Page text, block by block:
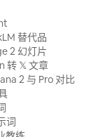
替代品
2 幻灯片
转 𝕏 文章
2 与 Pro 对比
词